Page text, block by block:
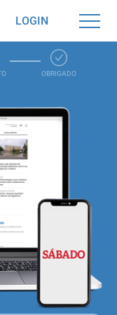
OBRIGADO
LOGIN